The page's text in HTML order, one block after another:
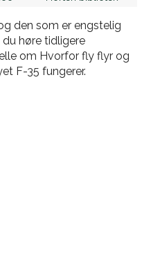
den som er engstelig
høre tidligere
om Hvorfor fly flyr og
F-35 fungerer.